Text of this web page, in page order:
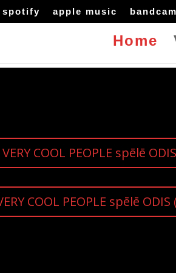
spotify apple music
Home
VERY COOL PEOPLE spēlē
COOL PEOPLE spēlē